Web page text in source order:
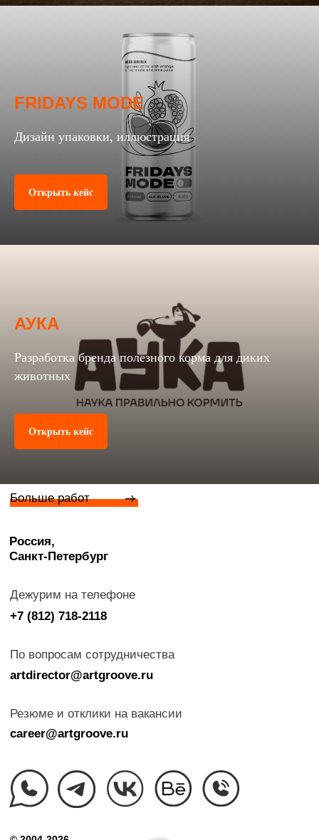
FRIDAYS MODE
Дизайн упаковки, иллюстрация
Открыть кейс
АУКА
Разработка бренда полезного корма для диких
животных
Открыть кейс